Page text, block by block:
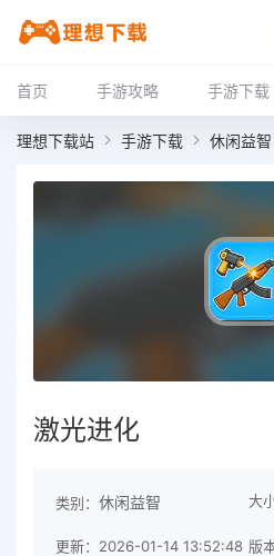
首页 手游攻略 手游下载
理想下载站 手游下载 休闲益智
激光进化
类别： 休闲益智 大
更新：2026-01-14 13:52:48 版